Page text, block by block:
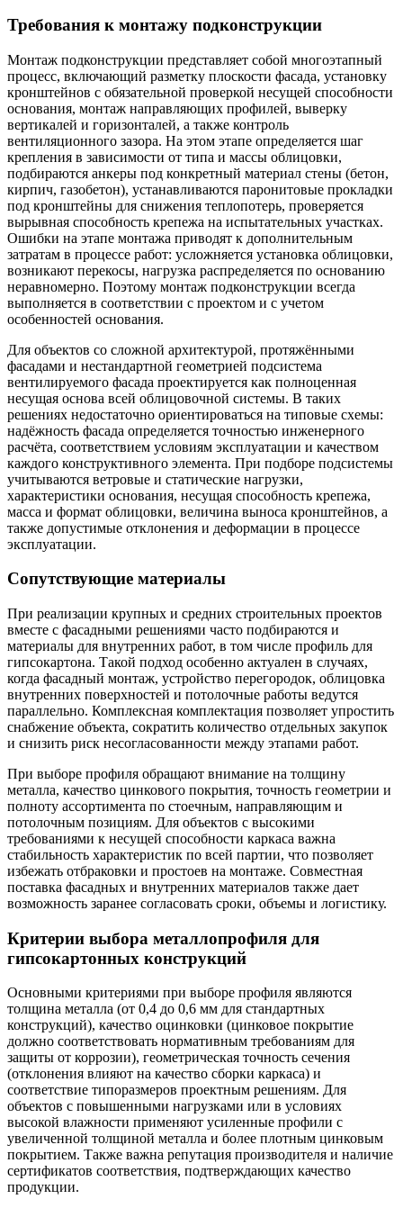
Требования к монтажу подконструкции
Монтаж подконструкции представляет собой многоэтапный
процесс, включающий разметку плоскости фасада, установку
кронштейнов с обязательной проверкой несущей способности
основания, монтаж направляющих профилей, выверку
вертикалей и горизонталей, а также контроль
вентиляционного зазора. На этом этапе определяется шаг
крепления в зависимости от типа и массы облицовки,
подбираются анкеры под конкретный материал стены (бетон,
кирпич, газобетон), устанавливаются паронитовые прокладки
под кронштейны для снижения теплопотерь, проверяется
вырывная способность крепежа на испытательных участках.
Ошибки на этапе монтажа приводят к дополнительным
затратам в процессе работ: усложняется установка облицовки,
возникают перекосы, нагрузка распределяется по основанию
неравномерно. Поэтому монтаж подконструкции всегда
выполняется в соответствии с проектом и с учетом
особенностей основания.
Для объектов со сложной архитектурой, протяжёнными
фасадами и нестандартной геометрией подсистема
вентилируемого фасада проектируется как полноценная
несущая основа всей облицовочной системы. В таких
решениях недостаточно ориентироваться на типовые схемы:
надёжность фасада определяется точностью инженерного
расчёта, соответствием условиям эксплуатации и качеством
каждого конструктивного элемента. При подборе подсистемы
учитываются ветровые и статические нагрузки,
характеристики основания, несущая способность крепежа,
масса и формат облицовки, величина выноса кронштейнов, а
также допустимые отклонения и деформации в процессе
эксплуатации.
Сопутствующие материалы
При реализации крупных и средних строительных проектов
вместе с фасадными решениями часто подбираются и
материалы для внутренних работ, в том числе профиль для
гипсокартона. Такой подход особенно актуален в случаях,
когда фасадный монтаж, устройство перегородок, облицовка
внутренних поверхностей и потолочные работы ведутся
параллельно. Комплексная комплектация позволяет упростить
снабжение объекта, сократить количество отдельных закупок
и снизить риск несогласованности между этапами работ.
При выборе профиля обращают внимание на толщину
металла, качество цинкового покрытия, точность геометрии и
полноту ассортимента по стоечным, направляющим и
потолочным позициям. Для объектов с высокими
требованиями к несущей способности каркаса важна
стабильность характеристик по всей партии, что позволяет
избежать отбраковки и простоев на монтаже. Совместная
поставка фасадных и внутренних материалов также дает
возможность заранее согласовать сроки, объемы и логистику.
Критерии выбора металлопрофиля для
гипсокартонных конструкций
Основными критериями при выборе профиля являются
толщина металла (от 0,4 до 0,6 мм для стандартных
конструкций), качество оцинковки (цинковое покрытие
должно соответствовать нормативным требованиям для
защиты от коррозии), геометрическая точность сечения
(отклонения влияют на качество сборки каркаса) и
соответствие типоразмеров проектным решениям. Для
объектов с повышенными нагрузками или в условиях
высокой влажности применяют усиленные профили с
увеличенной толщиной металла и более плотным цинковым
покрытием. Также важна репутация производителя и наличие
сертификатов соответствия, подтверждающих качество
продукции.